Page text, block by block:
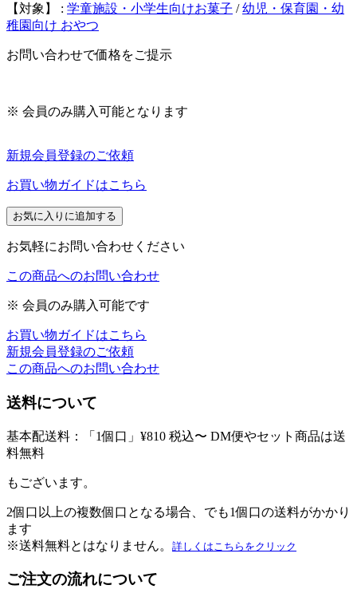
【対象】 : 学童施設・小学生向けお菓子 /幼児・保育園・幼
稚園向け おやつ
お問い合わせで価格をご提示
※ 会員のみ購入可能となります
新規会員登録のご依頼
お買い物ガイドはこちら
お気に入りに追加する
お気軽にお問い合わせください
この商品へのお問い合わせ
※ 会員のみ購入可能です
お買い物ガイドはこちら
新規会員登録のご依頼
この商品へのお問い合わせ
送料について
基本配送料：「 1個口 」¥810 税込〜 DM便やセット商品は送
料無料
もございます。
2個口以上の複数個口となる場合、でも1個口の送料がかかり
ます
※送料無料とはなりません。 詳しくはこちらをクリック
ご注文の流れについて